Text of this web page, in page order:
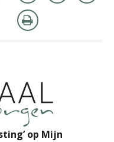
op Mijn
den Bergen
Graaf